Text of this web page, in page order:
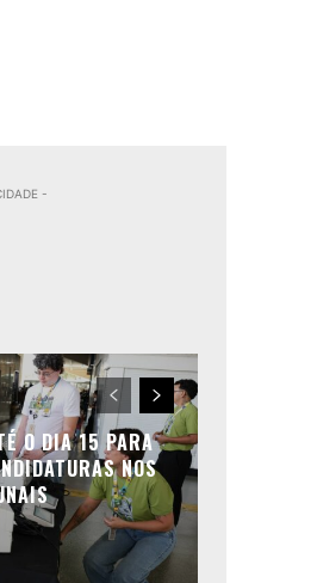
-
O DIA 15 PARA
NOS